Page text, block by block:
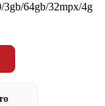
3gb/64gb/32mpx/4g